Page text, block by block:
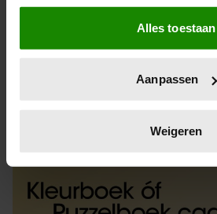
Als u het toestaat, willen we ook
Informatie verzamelen over
locatie, die tot een paar meter
scannen op specifieke
verwerkt en stel uw voorkeuren in
intrekken in de Cookieverklaring.
We gebruiken cookies om content
Alles toestaan
Aanpassen
Weigeren